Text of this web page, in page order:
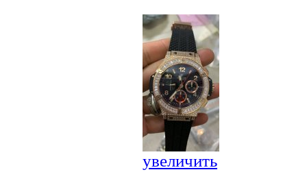
увеличить